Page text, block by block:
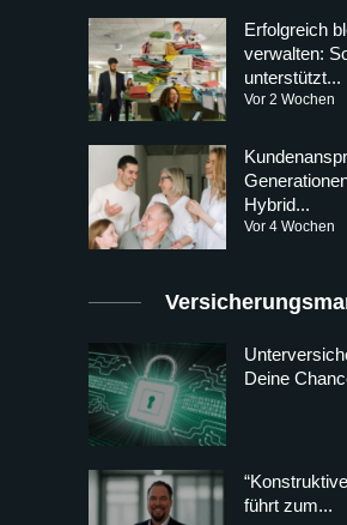
Erfolgreich
verwalten:
unterstützt...
Vor 2 Wochen
Hybrid...
Vor 4 Wochen
Deine
führt zum...